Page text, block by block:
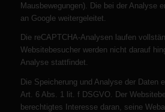
Mausbewegungen). Die bei der Analyse
an Google weitergeleitet.
Die reCAPTCHA-Analysen laufen
Websitebesucher werden nicht darauf
Analyse stattfindet.
Die Speicherung und Analyse der Daten
Art. 6 Abs. 1 lit. f DSGVO. Der
berechtigtes Interesse daran, seine